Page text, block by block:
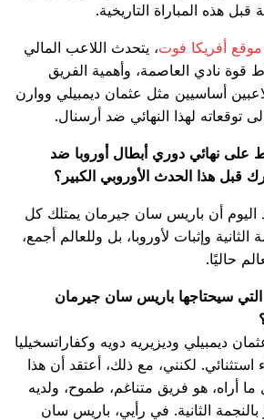
قبل هذه المباراة التاريخية.
أفريكا فوت، يتحدث اللاعب المالي
قوة نادي العاصمة، وأهمية الفريق
أساسيين مثل عثمان ديمبيلي ووارن
توقعاته لهذا النهائي ضد أرسنال.
على نهائي دوري أبطال أوروبا ضد
قبل هذا الحدث الأوروبي الكبير؟
اليوم أن باريس سان جيرمان يمتلك كل
وإثبات لأوروبا، بل وللعالم أجمع،
حاليًا.
سيحتاجها باريس سان جيرمان
ديمبيلي وديزيريه دويه وكفاراتسخيليا
استثنائي. لكنني، مع ذلك، أعتقد أن هذا
أراه، هو فريق متناغم، طموح، ولديه
الثانية. في رأيي، باريس سان